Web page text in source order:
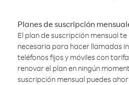
Planes de suscripción
El plan de suscripción mensual
necesaria para hacer llamadas
teléfonos fijos y móviles con
renovar el plan en ningún
suscripción mensual puedes